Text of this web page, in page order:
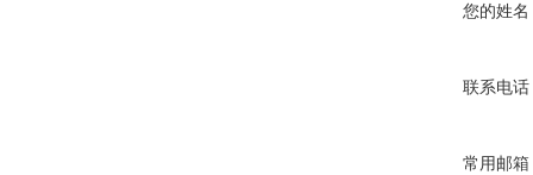
您的姓名
联系电话
常用邮箱